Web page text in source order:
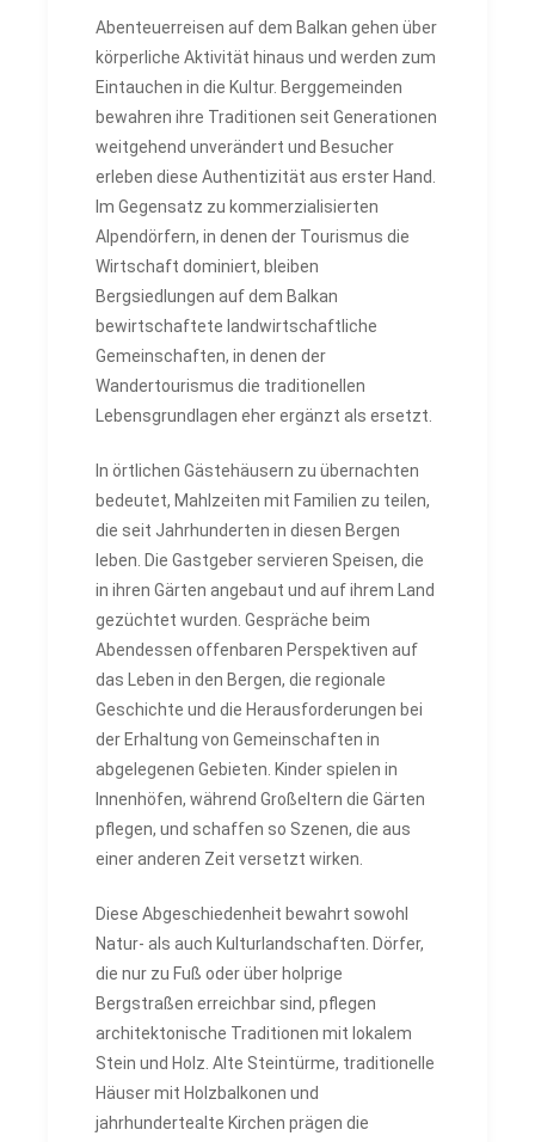
Abenteuerreisen auf dem Balkan gehen über
körperliche Aktivität hinaus und werden zum
Eintauchen in die Kultur. Berggemeinden
bewahren ihre Traditionen seit Generationen
weitgehend unverändert und Besucher
erleben diese Authentizität aus erster Hand.
Im Gegensatz zu kommerzialisierten
Alpendörfern, in denen der Tourismus die
Wirtschaft dominiert, bleiben
Bergsiedlungen auf dem Balkan
bewirtschaftete landwirtschaftliche
Gemeinschaften, in denen der
Wandertourismus die traditionellen
Lebensgrundlagen eher ergänzt als ersetzt.
In örtlichen Gästehäusern zu übernachten
bedeutet, Mahlzeiten mit Familien zu teilen,
die seit Jahrhunderten in diesen Bergen
leben. Die Gastgeber servieren Speisen, die
in ihren Gärten angebaut und auf ihrem Land
gezüchtet wurden. Gespräche beim
Abendessen offenbaren Perspektiven auf
das Leben in den Bergen, die regionale
Geschichte und die Herausforderungen bei
der Erhaltung von Gemeinschaften in
abgelegenen Gebieten. Kinder spielen in
Innenhöfen, während Großeltern die Gärten
pflegen, und schaffen so Szenen, die aus
einer anderen Zeit versetzt wirken.
Diese Abgeschiedenheit bewahrt sowohl
Natur- als auch Kulturlandschaften. Dörfer,
die nur zu Fuß oder über holprige
Bergstraßen erreichbar sind, pflegen
architektonische Traditionen mit lokalem
Stein und Holz. Alte Steintürme, traditionelle
Häuser mit Holzbalkonen und
jahrhundertealte Kirchen prägen die